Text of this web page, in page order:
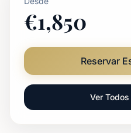
€1,850
Reservar
Ver